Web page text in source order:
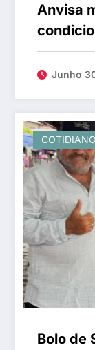
Anvisa
listaJunho
COTIDIANO
Bolo de